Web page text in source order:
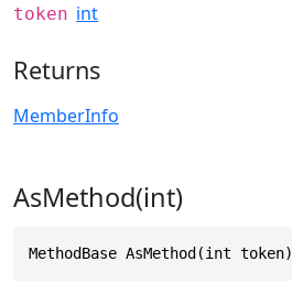
token int
Returns
MemberInfo
AsMethod(int)
MethodBase AsMethod(int token)